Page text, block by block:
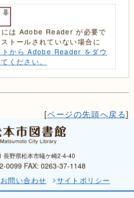
には Adobe Reader が必要で
トールされていない場合に
から Adobe Reader をダウ
ください。
[ページの先頭へ戻る]
長野県松本市蟻ケ崎2-4-40
0099 FAX: 0263-37-1148
お問い合わせ サイトポリシー